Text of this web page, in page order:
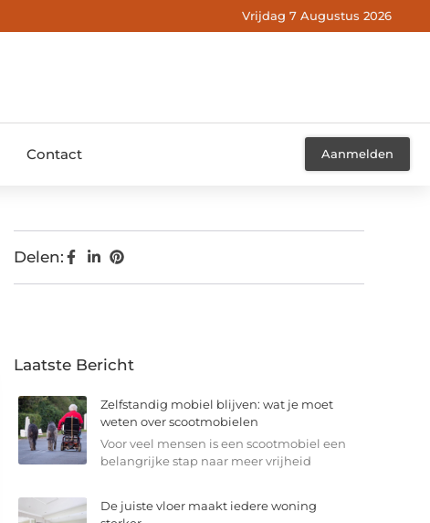
Vrijdag 7 Augustus 2026
Contact Aanmelden
Delen:
Laatste Bericht
Zelfstandig mobiel blijven: wat je moet
weten over scootmobielen
Voor veel mensen is een scootmobiel een
belangrijke stap naar meer vrijheid
De juiste vloer maakt iedere woning